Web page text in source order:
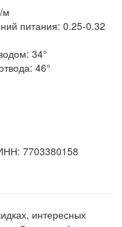
м
питания: 0.25-0.32
34°
46°
7703380158
интересных